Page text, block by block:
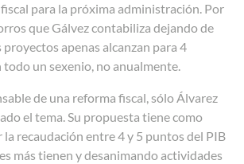
para la próxima administración. Por
que Gálvez contabiliza dejando de
proyectos apenas alcanzan para 4
todo un sexenio, no anualmente.
de una reforma fiscal, sólo Álvarez
el tema. Su propuesta tiene como
recaudación entre 4 y 5 puntos del PIB
más tienen y desanimando actividades